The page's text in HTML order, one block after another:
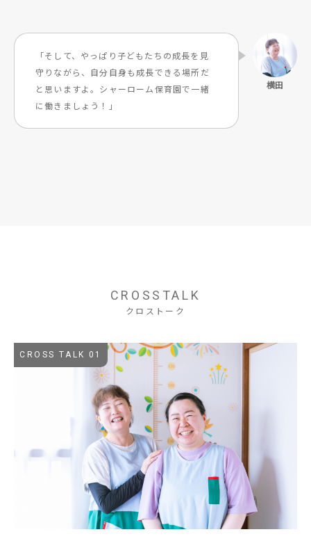
「そして、やっぱり子どもたちの成長を見
守りながら、自分自身も成長できる場所だ
と思いますよ。シャーローム保育園で一緒
に働きましょう！」
CROSSTALK
クロストーク
CROSS TALK 01